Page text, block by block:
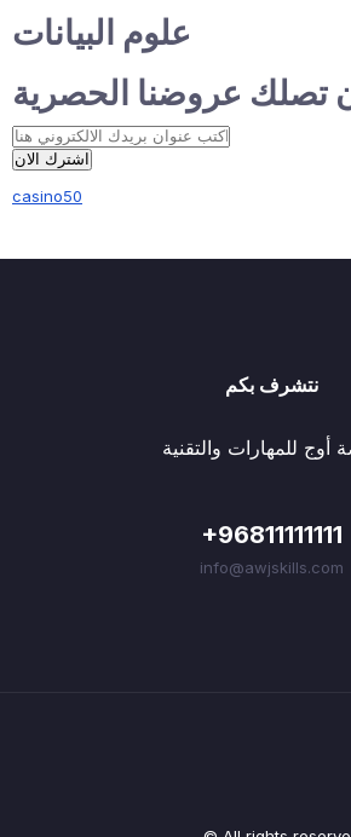
علوم البيانات
تصلك عروضنا الحصرية
اشترك الان
casino50
نتشرف بكم
أوج للمهارات والتقنية
+96811111111
info@awjskills.com